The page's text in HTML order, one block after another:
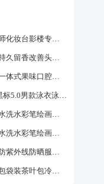
现代婚纱彩妆美容院工作室化妆师化妆台影楼专业化妆师专用梳妆台
护发精油女防毛躁柔顺修复干枯持久留香改善头发毛躁柔顺剂神器
天目山电子雾化器薄荷提神醒脑一体式果味口腔喷雾吸入式戒烟神器
Speedo/速比涛 汪顺同款新升级黑标5.0男款泳衣泳裤温泉游泳套装
丙烯马克笔学生儿童美术专用可水洗水彩笔绘画彩色涂鸦画笔不透色可叠色防水手绘diy丙烯颜料笔水性填色笔
丙烯马克笔学生儿童美术专用可水洗水彩笔绘画彩色涂鸦画笔不透色可叠色防水手绘diy丙烯颜料笔水性填色笔
粉色冰丝防晒衣女款夏薄款户外防紫外线防晒服修身紧身短外套上衣
蜜桃乌龙茶包组合白桃水果茶小包袋装茶叶包冷泡茶泡水喝的东西